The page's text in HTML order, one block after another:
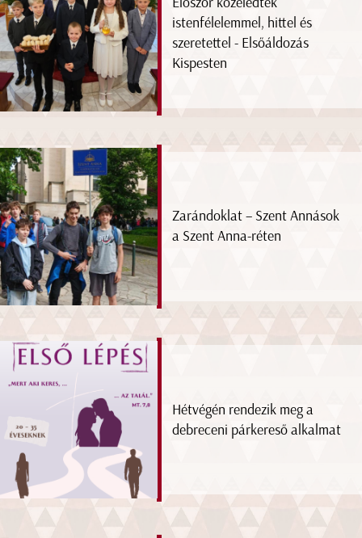
istenfélelemmel, hittel és
szeretettel - Elsőáldozás
Kispesten
Zarándoklat – Szent Annások
a Szent Anna-réten
Hétvégén rendezik meg a
debreceni párkereső alkalmat